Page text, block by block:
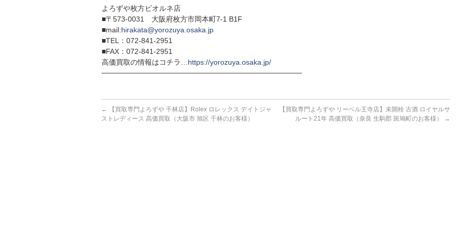
よろずや枚方ビオルネ店
■〒573-0031 大阪府枚方市岡本町7-1 B1F
■mail:hirakata@yorozuya.osaka.jp
■TEL：072-841-2951
■FAX：072-841-2951
高価買取の情報はコチラ…https://yorozuya.osaka.jp/
───────────────────────────────────────
←
【買取専門よろずや 千林店】Rolex ロレックス デイトジャ
ストレディース 高価買取（大阪市 旭区 千林のお客様）
【買取専門よろずや リーベル王寺店】未開栓 古酒 ロイヤルサ
ルート21年 高価買取（奈良 生駒郡 斑鳩町のお客様）
→